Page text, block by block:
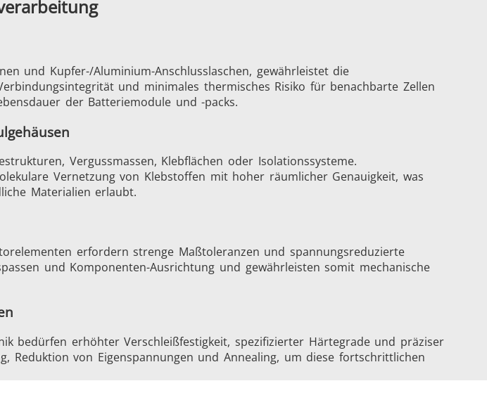
Steuergeräte Zubehoer
und Kupfer-/Aluminium-Anschlusslaschen, gewährleistet die
und minimales thermisches Risiko für benachbarte Zellen
der Batteriemodule und -packs.
Vergussmassen, Klebflächen oder Isolationssysteme.
Vernetzung von Klebstoffen mit hoher räumlicher Genauigkeit, was
Materialien erlaubt.
erfordern strenge Maßtoleranzen und spannungsreduzierte
und Komponenten-Ausrichtung und gewährleisten somit mechanische
bedürfen erhöhter Verschleißfestigkeit, spezifizierter Härtegrade und präziser
Reduktion von Eigenspannungen und Annealing, um diese fortschrittlichen